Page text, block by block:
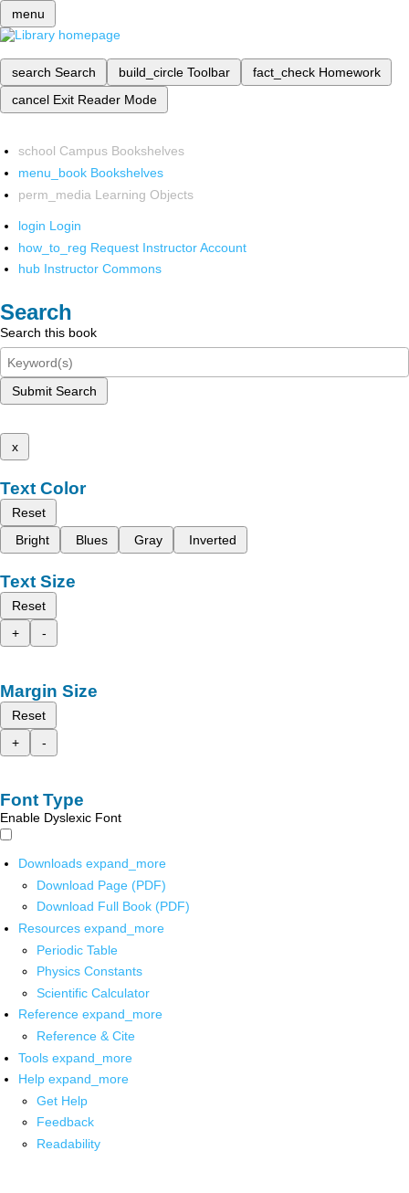
menu
search Search build_circle Toolbar fact_check Homework
cancel Exit Reader Mode
school Campus Bookshelves
menu_book Bookshelves
perm_media Learning Objects
login Login
how_to_reg Request Instructor Account
hub Instructor Commons
Search
Search this book
Submit Search
x
Text Color
Reset
Bright
Blues Gray Inverted
Text Size
Reset
+
-
Margin Size
Reset
+
-
Font Type
Enable Dyslexic Font
Downloads expand_more
Download Page (PDF)
Download Full Book (PDF)
Resources expand_more
Periodic Table
Physics Constants
Scientific Calculator
Reference expand_more
Reference & Cite
Tools expand_more
Help expand_more
Get Help
Feedback
Readability